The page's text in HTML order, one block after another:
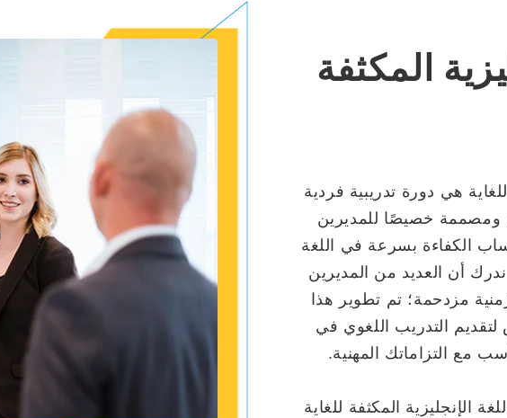
المكثفة
للغاية هي دورة تدريبية فردية
ومصممة خصيصًا للمديرين
الكفاءة بسرعة في اللغة
ندرك أن العديد من المديرين
مزدحمة؛ تم تطوير هذا
التدريب اللغوي في
مع التزاماتك المهنية.
الإنجليزية المكثفة للغاية